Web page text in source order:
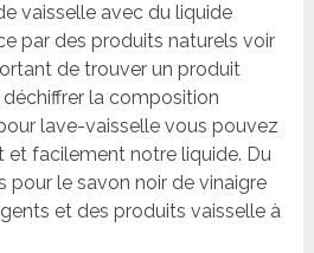
vaisselle avec du liquide
par des produits naturels voir
de trouver un produit
la composition
lave-vaisselle vous pouvez
et facilement notre liquide. Du
pour le savon noir de vinaigre
et des produits vaisselle à